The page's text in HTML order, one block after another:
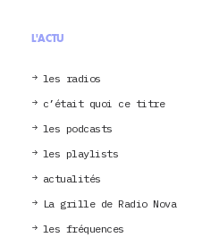
L'ACTU
les radios
c’était quoi ce titre
les podcasts
les playlists
actualités
La grille de Radio Nova
les fréquences